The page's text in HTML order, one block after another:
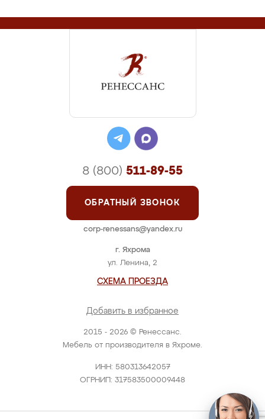
2015 - 2026 © Ренессанс.
Мебель от производителя в Яхроме.
ИНН: 580313642057
ОГРНИП: 317583500009448
г. Яхрома
ул. Ленина, 2
СХЕМА ПРОЕЗДА
Добавить в избранное
8 (800) 511-89-55
ОБРАТНЫЙ ЗВОНОК
corp-renessans@yandex.ru